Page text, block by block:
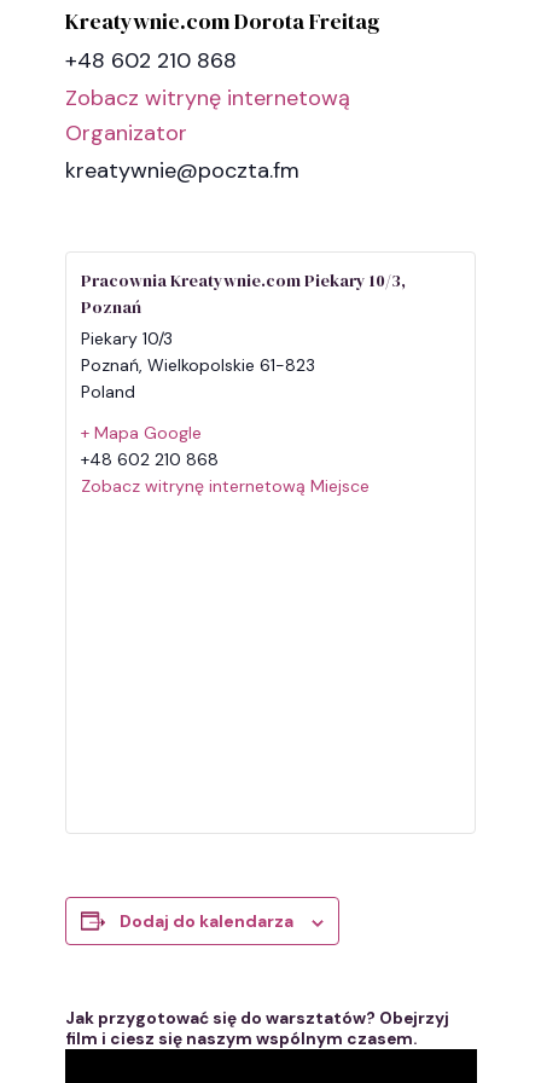
Kreatywnie.com Dorota Freitag
+48 602 210 868
Zobacz witrynę internetową
Organizator
kreatywnie@poczta.fm
Pracownia Kreatywnie.com Piekary 10/3,
Poznań
Piekary 10/3
Poznań, Wielkopolskie 61-823
Poland
+ Mapa Google
+48 602 210 868
Zobacz witrynę internetową Miejsce
Dodaj do kalendarza
Jak przygotować się do warsztatów? Obejrzyj
film i ciesz się naszym wspólnym czasem.